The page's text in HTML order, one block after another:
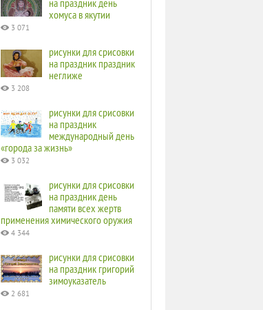
на праздник день
хомуса в якутии
3 071
рисунки для срисовки
на праздник праздник
неглиже
3 208
рисунки для срисовки
на праздник
международный день
«города за жизнь»
3 032
рисунки для срисовки
на праздник день
памяти всех жертв
применения химического оружия
4 344
рисунки для срисовки
на праздник григорий
зимоуказатель
2 681